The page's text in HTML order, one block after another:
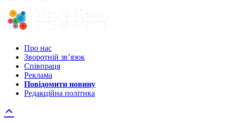
Про нас
Зворотній зв’язок
Співпраця
Реклама
Повідомити новину
Редакційна політика